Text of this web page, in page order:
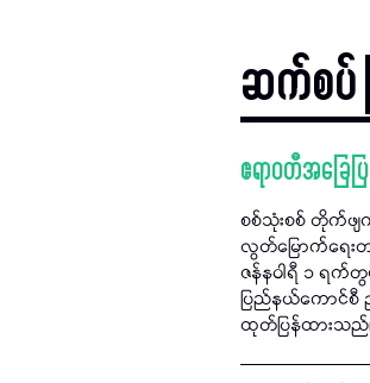
ဆက်စပ်
ဧရာဝတီအခြေပ
စစ်သုံးစစ် တိုက်ဖျ
လွတ်မြောက်ရေးတ
ဇန်နဝါရီ ၁ ရက်တွင်
ပြည်နယ်ကောင်စီ
ထုတ်ပြန်ထားသည်